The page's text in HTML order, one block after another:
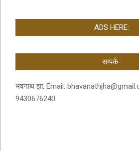
ADS HERE:
सम्पर्क-
भवनाथ झा, Email:
9430676240